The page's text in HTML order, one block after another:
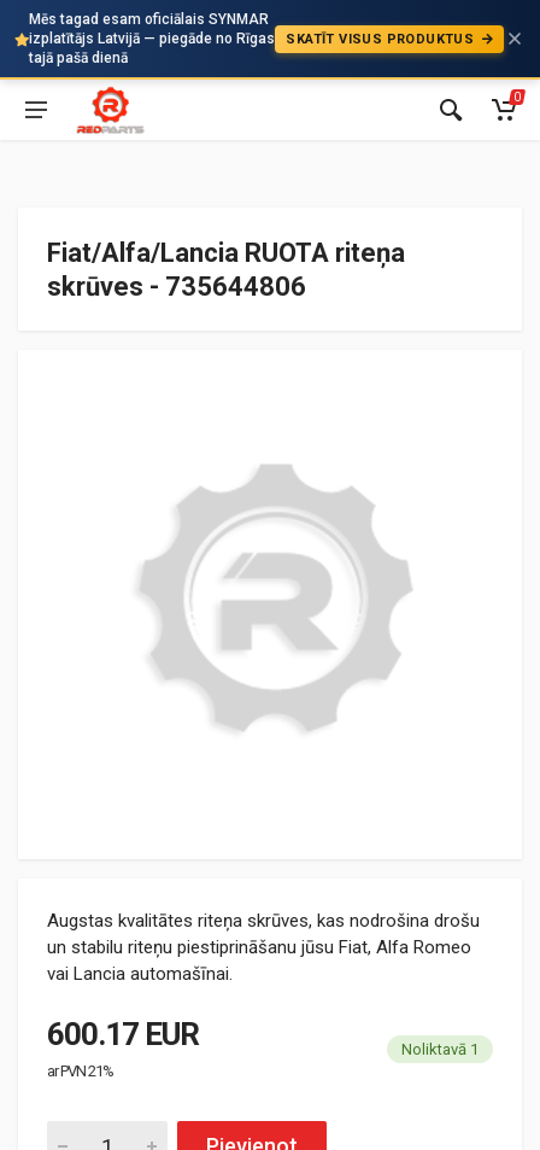
Mēs tagad esam oficiālais SYNMAR
izplatītājs Latvijā — piegāde no Rīgas
tajā pašā dienā
SKATĪT VISUS PRODUKTUS
Auto
0
Fiat/Alfa/Lancia RUOTA riteņa
skrūves - 735644806
Augstas kvalitātes riteņa skrūves, kas nodrošina drošu
un stabilu riteņu piestiprināšanu jūsu Fiat, Alfa Romeo
vai Lancia automašīnai.
600.17 EUR
ar PVN 21%
Noliktavā 1